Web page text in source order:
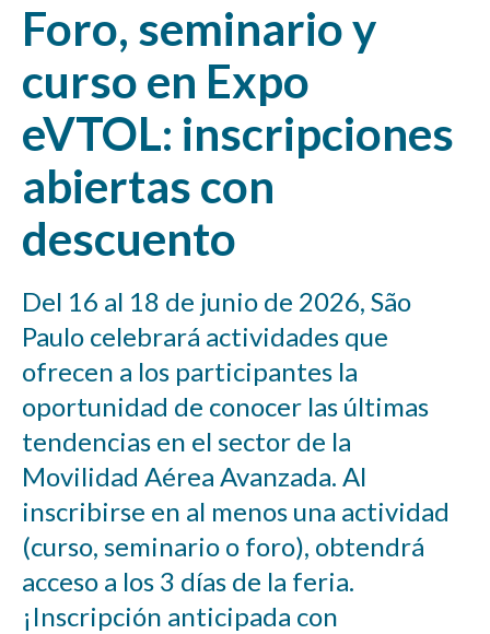
Foro, seminario y
curso en Expo
eVTOL: inscripciones
abiertas con
descuento
Del 16 al 18 de junio de 2026, São
Paulo celebrará actividades que
ofrecen a los participantes la
oportunidad de conocer las últimas
tendencias en el sector de la
Movilidad Aérea Avanzada. Al
inscribirse en al menos una actividad
(curso, seminario o foro), obtendrá
acceso a los 3 días de la feria.
¡Inscripción anticipada con